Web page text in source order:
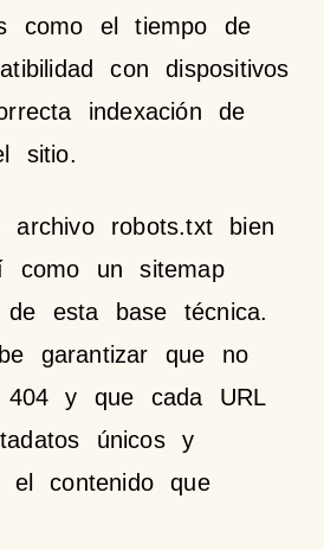
como el tiempo de
con dispositivos
indexación de
sitio.
archivo robots.txt bien
como un sitemap
esta base técnica.
garantizar que no
404 y que cada URL
únicos y
el contenido que